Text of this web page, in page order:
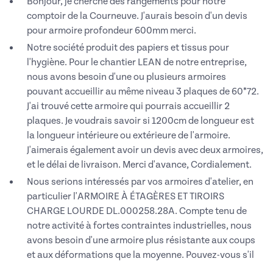
comptoir de la Courneuve. J'aurais besoin d'un devis
pour armoire profondeur 600mm merci.
Notre société produit des papiers et tissus pour
l'hygiène. Pour le chantier LEAN de notre entreprise,
nous avons besoin d'une ou plusieurs armoires
pouvant accueillir au même niveau 3 plaques de 60*72.
J'ai trouvé cette armoire qui pourrais accueillir 2
plaques. Je voudrais savoir si 1200cm de longueur est
la longueur intérieure ou extérieure de l'armoire.
J'aimerais également avoir un devis avec deux armoires,
et le délai de livraison. Merci d'avance, Cordialement.
Nous serions intéressés par vos armoires d'atelier, en
particulier l'ARMOIRE À ÉTAGÈRES ET TIROIRS
CHARGE LOURDE DL.000258.28A. Compte tenu de
notre activité à fortes contraintes industrielles, nous
avons besoin d'une armoire plus résistante aux coups
et aux déformations que la moyenne. Pouvez-vous s'il